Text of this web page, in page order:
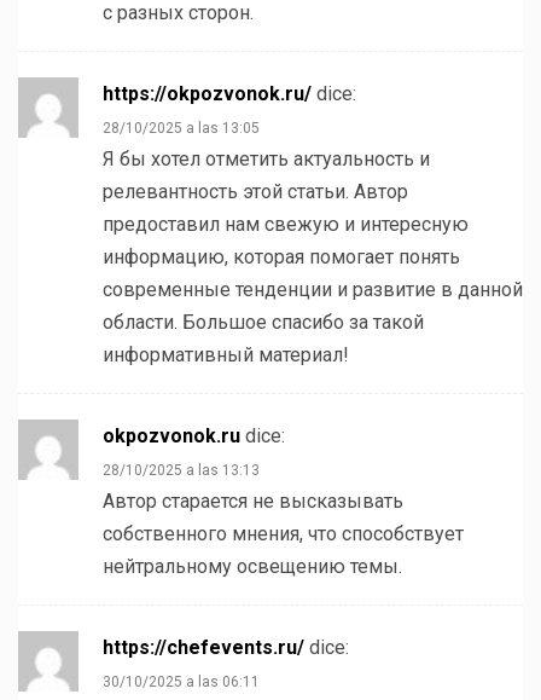
с разных сторон.
https://okpozvonok.ru/ dice:
28/10/2025 a las 13:05
Я бы хотел отметить актуальность и
релевантность этой статьи. Автор
предоставил нам свежую и интересную
информацию, которая помогает понять
современные тенденции и развитие в данной
области. Большое спасибо за такой
информативный материал!
okpozvonok.ru dice:
28/10/2025 a las 13:13
Автор старается не высказывать
собственного мнения, что способствует
нейтральному освещению темы.
https://chefevents.ru/ dice:
30/10/2025 a las 06:11